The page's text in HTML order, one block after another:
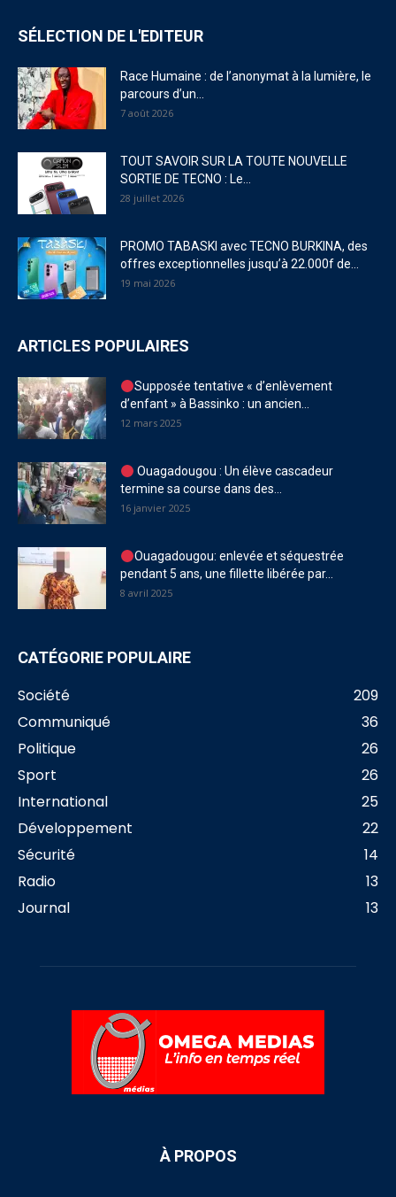
SÉLECTION DE L'EDITEUR
Race Humaine : de l’anonymat à la lumière, le
parcours d’un...
7 août 2026
TOUT SAVOIR SUR LA TOUTE NOUVELLE
SORTIE DE TECNO : Le...
28 juillet 2026
PROMO TABASKI avec TECNO BURKINA, des
offres exceptionnelles jusqu’à 22.000f de...
19 mai 2026
ARTICLES POPULAIRES
Supposée tentative « d’enlèvement
d’enfant » à Bassinko : un ancien...
12 mars 2025
Ouagadougou : Un élève cascadeur
termine sa course dans des...
16 janvier 2025
Ouagadougou: enlevée et séquestrée
pendant 5 ans, une fillette libérée par...
8 avril 2025
CATÉGORIE POPULAIRE
Société
209
Communiqué
36
Politique
26
Sport
26
International
25
Développement
22
Sécurité
14
Radio
13
Journal
13
À PROPOS